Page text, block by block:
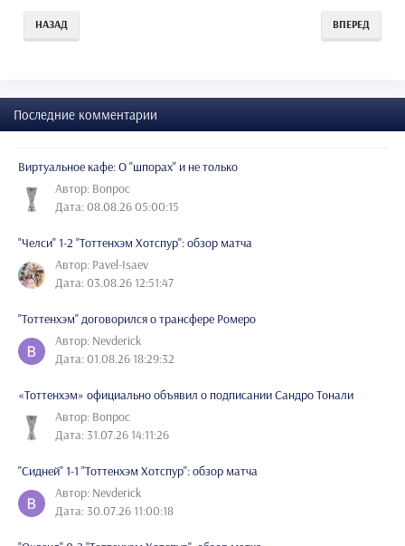
НАЗАД ВПЕРЕД
Последние комментарии
Виртуальное кафе: О "шпорах" и не только
Автор: Вопрос
Дата: 08.08.26 05:00:15
"Челси" 1-2 "Тоттенхэм Хотспур": обзор матча
Автор: Pavel-Isaev
Дата: 03.08.26 12:51:47
"Тоттенхэм" договорился о трансфере Ромеро
Автор: Nevderick
Дата: 01.08.26 18:29:32
«Тоттенхэм» официально объявил о подписании Сандро Тонали
Автор: Вопрос
Дата: 31.07.26 14:11:26
"Сидней" 1-1 "Тоттенхэм Хотспур": обзор матча
Автор: Nevderick
Дата: 30.07.26 11:00:18